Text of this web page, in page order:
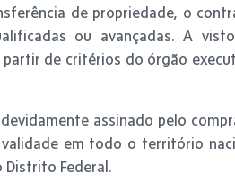
de propriedade, o
ou avançadas. A
de critérios do órgão
assinado pelo
em todo o território
Federal.